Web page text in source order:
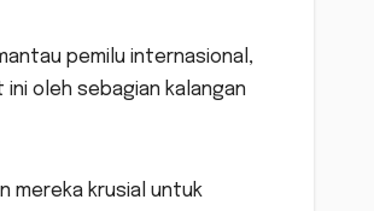
pemilu internasional,
oleh sebagian kalangan
mereka krusial untuk